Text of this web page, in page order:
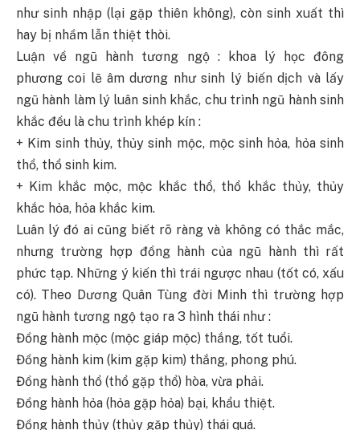
như sinh nhập (lại gặp thiên không), còn sinh xuất thì
hay bị nhầm lẫn thiệt thòi.
Luận về ngũ hành tương ngộ : khoa lý học đông
phương coi lẽ âm dương như sinh lý biến dịch và lấy
ngũ hành làm lý luân sinh khắc, chu trình ngũ hành sinh
khắc đều là chu trình khép kín :
+ Kim sinh thủy, thủy sinh mộc, mộc sinh hỏa, hỏa sinh
thổ, thổ sinh kim.
+ Kim khắc mộc, mộc khắc thổ, thổ khắc thủy, thủy
khắc hỏa, hỏa khắc kim.
Luân lý đó ai cũng biết rõ ràng và không có thắc mắc,
nhưng trường hợp đồng hành của ngũ hành thì rất
phức tạp. Những ý kiến thì trái ngược nhau (tốt có, xấu
có). Theo Dương Quân Tùng đời Minh thì trường hợp
ngũ hành tương ngộ tạo ra 3 hình thái như :
Đồng hành mộc (mộc giáp mộc) thắng, tốt tuổi.
Đồng hành kim (kim gặp kim) thắng, phong phú.
Đồng hành thổ (thổ gặp thổ) hòa, vừa phải.
Đồng hành hỏa (hỏa gặp hỏa) bại, khẩu thiệt.
Đồng hành thủy (thủy gặp thủy) thái quá.